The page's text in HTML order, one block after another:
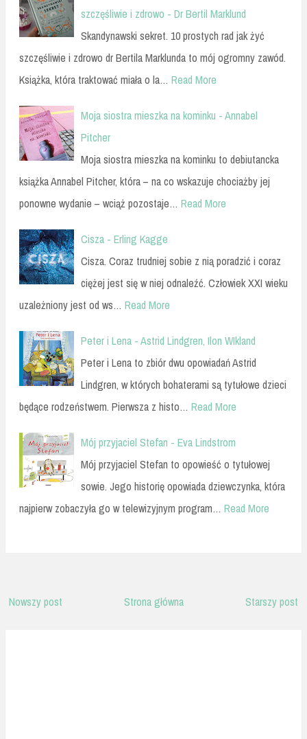
szczęśliwie i zdrowo - Dr Bertil Marklund
Skandynawski sekret. 10 prostych rad jak żyć
szczęśliwie i zdrowo dr Bertila Marklunda to mój ogromny zawód.
Książka, która traktować miała o la… Read More
Moja siostra mieszka na kominku - Annabel
Pitcher
Moja siostra mieszka na kominku to debiutancka
książka Annabel Pitcher, która – na co wskazuje chociażby jej
ponowne wydanie – wciąż pozostaje… Read More
Cisza - Erling Kagge
Cisza. Coraz trudniej sobie z nią poradzić i coraz
ciężej jest się w niej odnaleźć. Człowiek XXI wieku
uzależniony jest od ws… Read More
Peter i Lena - Astrid Lindgren, Ilon WIkland
Peter i Lena to zbiór dwu opowiadań Astrid
Lindgren, w których bohaterami są tytułowe dzieci
będące rodzeństwem. Pierwsza z histo… Read More
Mój przyjaciel Stefan - Eva Lindstrom
Mój przyjaciel Stefan to opowieść o tytułowej
sowie. Jego historię opowiada dziewczynka, która
najpierw zobaczyła go w telewizyjnym program… Read More
Nowszy post Starszy post
Strona główna